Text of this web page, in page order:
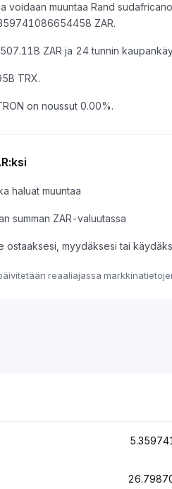
voidaan muuntaa Rand
ZAR.
ZAR ja 24 tunnin
TRX.
on noussut 0.00%.
haluat muuntaa
summan ZAR-valuutassa
ostaaksesi, myydäksesi tai
reaaliajassa